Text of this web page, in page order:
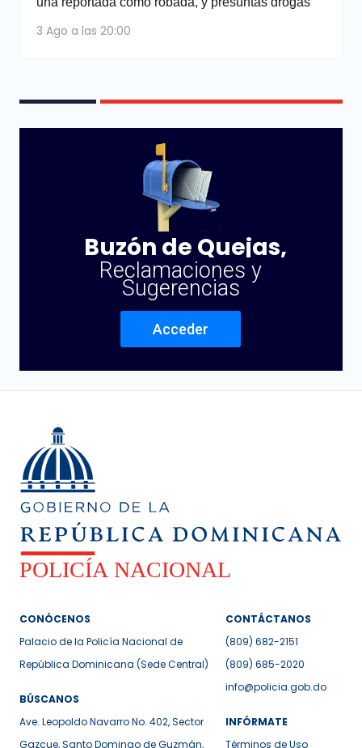
3 Ago a las 20:00
Buzón de Quejas,
Reclamaciones y
Sugerencias
Acceder
CONÓCENOS
Palacio de la Policía Nacional de
República Dominicana (Sede Central)
BÚSCANOS
Ave. Leopoldo Navarro No. 402, Sector
Gazcue, Santo Domingo de Guzmán,
CONTÁCTANOS
(809) 682-2151
(809) 685-2020
info@policia.gob.do
INFÓRMATE
Términos de Uso